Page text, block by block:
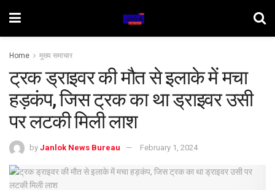
Home मुख्य समाचार
ट्रक ड्राइवर की मौत से इलाके में मचा
हड़कंप, जिस ट्रक का था ड्राइवर उसी
पर लटकी मिली लाश
by Janlok News Bureau February 1, 2024